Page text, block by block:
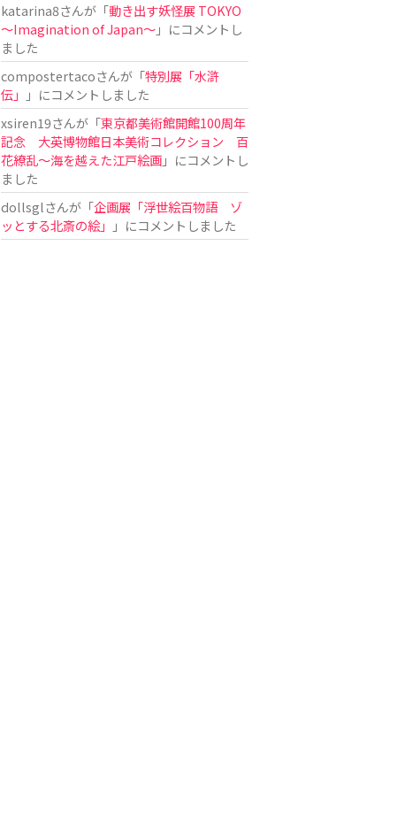
katarina8さんが「動き出す妖怪展 TOKYO
〜Imagination of Japan〜」にコメントし
ました
compostertacoさんが「特別展「水滸
伝」
」にコメントしました
xsiren19さんが「東京都美術館開館100周年
記念 大英博物館日本美術コレクション 百
花繚乱～海を越えた江戸絵画」にコメントし
ました
dollsglさんが「企画展「浮世絵百物語 ゾ
ッとする北斎の絵」
」にコメントしました